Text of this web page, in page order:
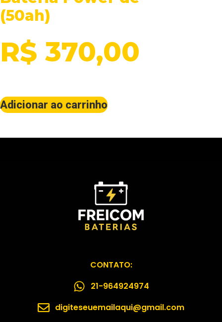
(50ah)
R$ 370,00
Adicionar ao carrinho
CONTATO:
21-964924974
digiteseuemailaqui@gmail.com